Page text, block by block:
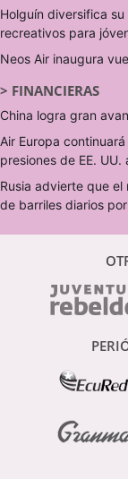
Holguín diversifica
recreativos para
Neos Air inaugura
> FINANCIERAS
China logra gran
Air Europa
presiones de EE. UU.
Rusia advierte que
de barriles diarios